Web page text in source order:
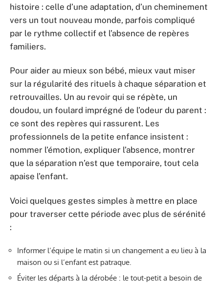
histoire : celle d’une adaptation, d’un cheminement
vers un tout nouveau monde, parfois compliqué
par le rythme collectif et l’absence de repères
familiers.
Pour aider au mieux son bébé, mieux vaut miser
sur la régularité des rituels à chaque séparation et
retrouvailles. Un au revoir qui se répète, un
doudou, un foulard imprégné de l’odeur du parent :
ce sont des repères qui rassurent. Les
professionnels de la petite enfance insistent :
nommer l’émotion, expliquer l’absence, montrer
que la séparation n’est que temporaire, tout cela
apaise l’enfant.
Voici quelques gestes simples à mettre en place
pour traverser cette période avec plus de sérénité
:
Informer l’équipe le matin si un changement a eu lieu à la
maison ou si l’enfant est patraque.
Éviter les départs à la dérobée : le tout-petit a besoin de